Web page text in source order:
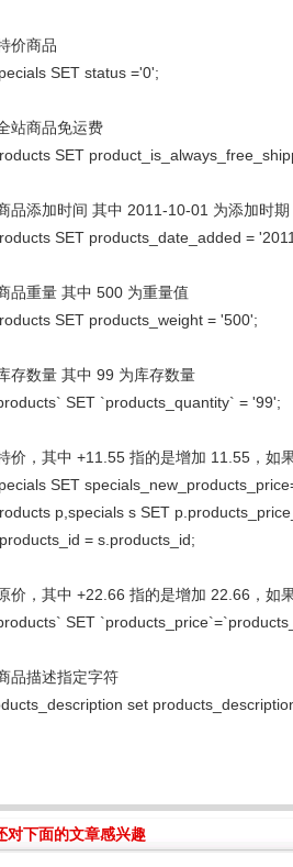
价商品
SET status ='0';
站商品免运费
SET
品添加时间 其中 2011-10-01 为添加时期
SET products_date_added =
品重量 其中 500 为重量值
SET products_weight = '500';
存数量 其中 99 为库存数量
SET `products_quantity` = '99';
价，其中 +11.55 指的是增加 11.55，如
SET
p,specials s SET
= s.products_id;
价，其中 +22.66 指的是增加 22.66，如
SET
品描述指定字符
set
对下面的文章感兴趣